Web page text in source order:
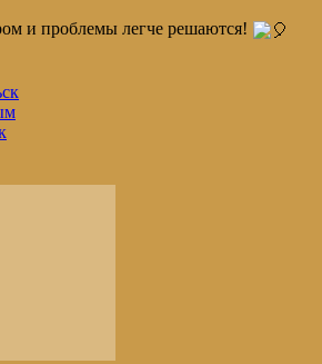
и проблемы легче решаются!